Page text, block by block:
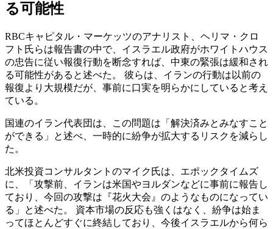
る可能性
RBCキャピタル・マーケッツのアナリスト、ヘリマ・クロ
フト氏らは報告書の中で、イスラエル政府がホワイトハウス
の忠告に従い報復行動を断念すれば、中東の緊張は緩和され
る可能性があると述べた。 彼らは、イランの行動は以前の
報復より大規模だが、事前に口実を明らかにしていると考え
ている。
国連のイラン代表団は、この問題は「解決済みとみなすこと
ができる」と述べ、一時的に紛争が拡大するリスクを減らし
た。
北米投資コンサルタントのマイク氏は、エポックタイムズ
に、「攻撃前、イランは米国やヨルダンなどに事前に報告し
ており、今回の攻撃は『花火大会』のようなものになってい
る」と述べた。 資本市場の反応も強くはなく、紛争は始ま
ってほとんどすぐに終結しており、今後イスラエルから何ら